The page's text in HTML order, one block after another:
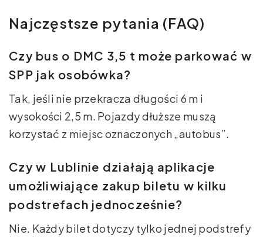
Najczęstsze pytania (FAQ)
Czy bus o DMC 3,5 t może parkować w
SPP jak osobówka?
Tak, jeśli nie przekracza długości 6 m i
wysokości 2,5 m. Pojazdy dłuższe muszą
korzystać z miejsc oznaczonych „autobus”.
Czy w Lublinie działają aplikacje
umożliwiające zakup biletu w kilku
podstrefach jednocześnie?
Nie. Każdy bilet dotyczy tylko jednej podstrefy